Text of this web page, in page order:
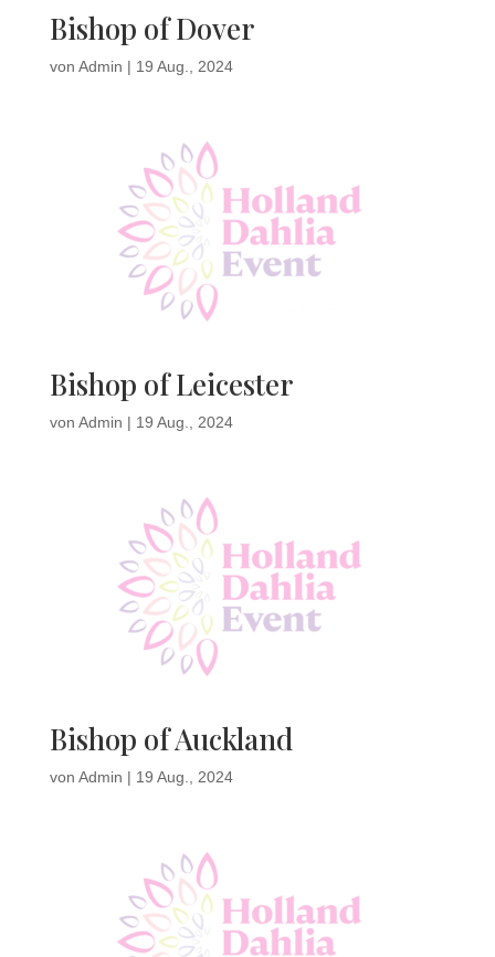
Bishop of Dover
von Admin | 19 Aug., 2024
Bishop of Leicester
von Admin | 19 Aug., 2024
Bishop of Auckland
von Admin | 19 Aug., 2024